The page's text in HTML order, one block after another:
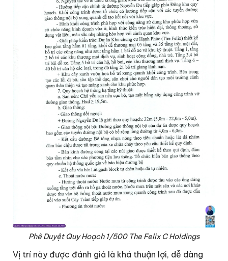
Phê Duyệt Quy Hoạch 1/500 The Felix C Holdings
Vị trí này được đánh giá là khá thuận lợi, dễ dàng